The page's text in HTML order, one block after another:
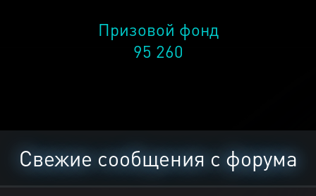
Призовой фонд
95 260
Свежие сообщения с форума